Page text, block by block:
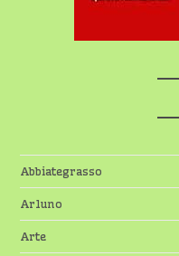
Abbiategrasso
Arluno
Arte